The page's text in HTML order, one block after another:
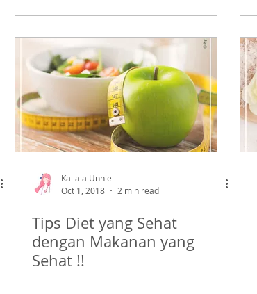
Kallala Unnie
Oct 1, 2018
2 min read
Tips Diet yang Sehat
dengan Makanan yang
Sehat !!